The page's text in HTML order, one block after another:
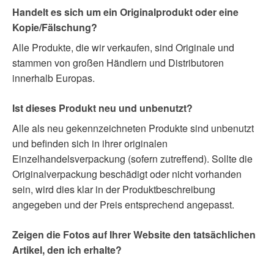
Handelt es sich um ein Originalprodukt oder eine
Kopie/Fälschung?
Alle Produkte, die wir verkaufen, sind Originale und
stammen von großen Händlern und Distributoren
innerhalb Europas.
Ist dieses Produkt neu und unbenutzt?
Alle als neu gekennzeichneten Produkte sind unbenutzt
und befinden sich in ihrer originalen
Einzelhandelsverpackung (sofern zutreffend). Sollte die
Originalverpackung beschädigt oder nicht vorhanden
sein, wird dies klar in der Produktbeschreibung
angegeben und der Preis entsprechend angepasst.
Zeigen die Fotos auf Ihrer Website den tatsächlichen
Artikel, den ich erhalte?